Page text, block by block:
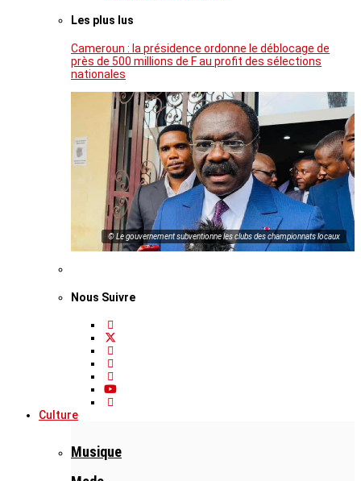
Les plus lus
Cameroun : la présidence ordonne le déblocage de
près de 500 millions de F au profit des sélections
nationales
© Le gouvernement subventionne les clubs des championnats locaux
Nous Suivre
Culture
Musique